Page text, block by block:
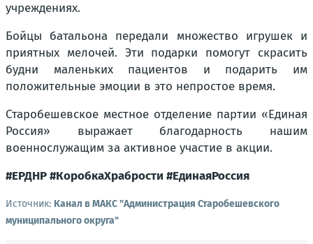
учреждениях.
Бойцы батальона передали множество игрушек и
приятных мелочей. Эти подарки помогут скрасить
будни маленьких пациентов и подарить им
положительные эмоции в это непростое время.
Старобешевское местное отделение партии «Единая
Россия» выражает благодарность нашим
военнослужащим за активное участие в акции.
#ЕРДНР #КоробкаХрабрости #ЕдинаяРоссия
Источник: Канал в МАКС "Администрация Старобешевского
муниципального округа"